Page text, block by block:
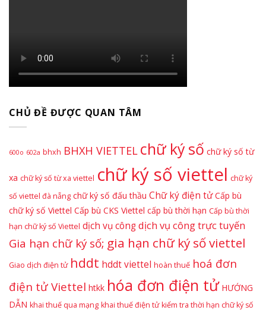
CHỦ ĐỀ ĐƯỢC QUAN TÂM
600o 602a bhxh BHXH VIETTEL chữ ký số chữ ký số từ
xa chữ ký số từ xa viettel chữ ký số viettel chữ ký
số viettel đà nẵng chữ ký số đấu thầu Chữ ký điện tử Cấp bù
chữ ký số Viettel Cấp bù CKS Viettel cấp bù thời hạn Cấp bù thời
hạn chữ ký số Viettel dịch vụ côngdịch vụ công trực tuyến
Gia hạn chữ ký số; gia hạn chữ ký số viettel
Giao dịch điện tử hddt hddt viettel hoàn thuế hoá đơn
điện tử Viettel htkk hóa đơn điện tử HƯỚNG
DẪN khai thuế qua mạng khai thuế điện tử kiểm tra thời hạn chữ ký số